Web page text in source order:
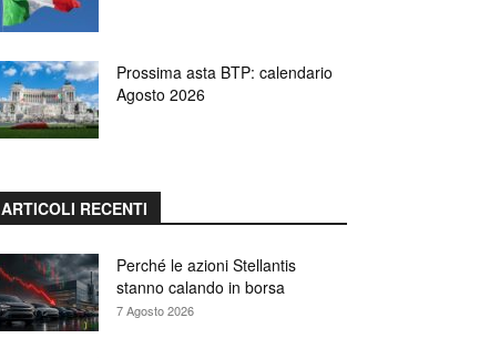
Prossima asta BTP: calendario
Agosto 2026
ARTICOLI RECENTI
Perché le azioni Stellantis
stanno calando in borsa
7 Agosto 2026